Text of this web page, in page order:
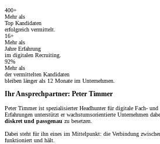
400+
Mehr als
Top Kandidaten
erfolgreich vermittelt.
16+
Mehr als
Jahre Erfahrung
im digitalen Recruiting.
92%
Mehr als
der vermittelten Kandidaten
bleiben länger als 12 Monate im Unternehmen.
Ihr Ansprechpartner: Peter Timmer
Peter Timmer ist spezialisierter Headhunter für digitale Fach-
Erfahrungen unterstützt er wachstumsorientierte Unternehmen
diskret und passgenau zu besetzen.
Dabei steht für ihn eines im Mittelpunkt: die Verbindung
funktioniert und hält.